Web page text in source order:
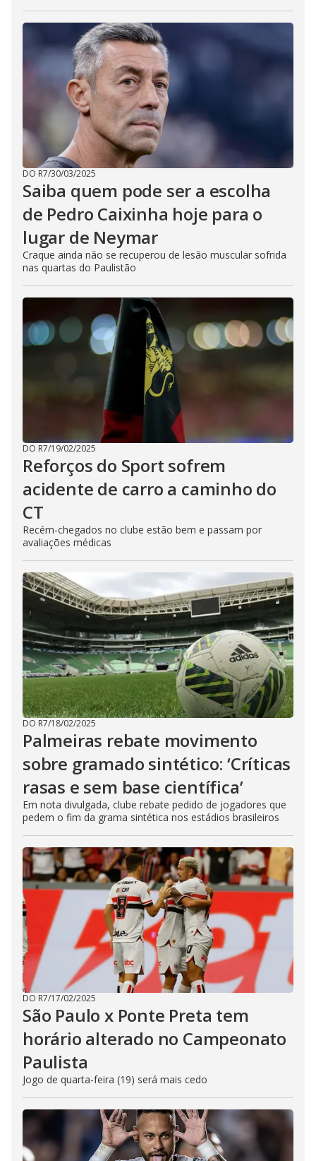
DO R7/30/03/2025
Saiba quem pode ser a escolha
de Pedro Caixinha hoje para o
lugar de Neymar
Craque ainda não se recuperou de lesão muscular sofrida
nas quartas do Paulistão
DO R7/19/02/2025
Reforços do Sport sofrem
acidente de carro a caminho do
CT
Recém-chegados no clube estão bem e passam por
avaliações médicas
DO R7/18/02/2025
Palmeiras rebate movimento
sobre gramado sintético: ‘Críticas
rasas e sem base científica’
Em nota divulgada, clube rebate pedido de jogadores que
pedem o fim da grama sintética nos estádios brasileiros
DO R7/17/02/2025
São Paulo x Ponte Preta tem
horário alterado no Campeonato
Paulista
Jogo de quarta-feira (19) será mais cedo